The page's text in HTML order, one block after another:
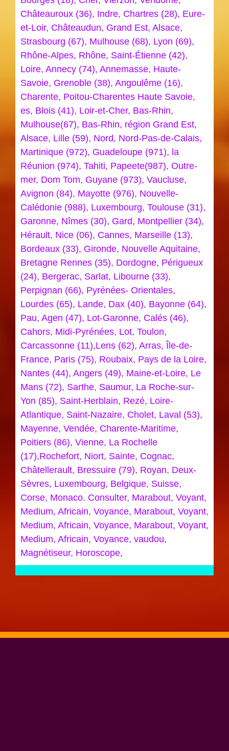
Châteauroux (36), Indre, Chartres (28), Eure-
et-Loir, Châteaudun, Grand Est, Alsace,
Strasbourg (67), Mulhouse (68), Lyon (69),
Rhône-Alpes, Rhône, Saint-Étienne (42),
Loire, Annecy (74), Annemasse, Haute-
Savoie, Grenoble (38), Angoulême (16),
Charente, Poitou-Charentes Haute Savoie,
es, Blois (41), Loir-et-Cher, Bas-Rhin,
Mulhouse(67), Bas-Rhin, région Grand Est,
Alsace, Lille (59), Nord, Nord-Pas-de-Calais,
Martinique (972), Guadeloupe (971), la
Réunion (974), Tahiti, Papeete(987), Outre-
mer, Dom Tom, Guyane (973), Vaucluse,
Avignon (84), Mayotte (976), Nouvelle-
Calédonie (988), Luxembourg, Toulouse (31),
Garonne, Nîmes (30), Gard, Montpellier (34),
Hérault, Nice (06), Cannes, Marseille (13),
Bordeaux (33), Gironde, Nouvelle Aquitaine,
Bretagne Rennes (35), Dordogne, Périgueux
(24), Bergerac, Sarlat, Libourne (33),
Perpignan (66), Pyrénées- Orientales,
Lourdes (65), Lande, Dax (40), Bayonne (64),
Pau, Agen (47), Lot-Garonne, Calés (46),
Cahors, Midi-Pyrénées, Lot, Toulon,
Carcassonne (11),Lens (62), Arras, Île-de-
France, Paris (75), Roubaix, Pays de la Loire,
Nantes (44), Angers (49), Maine-et-Loire, Le
Mans (72), Sarthe, Saumur, La Roche-sur-
Yon (85), Saint-Herblain, Rezé, Loire-
Atlantique, Saint-Nazaire, Cholet, Laval (53),
Mayenne, Vendée, Charente-Maritime,
Poitiers (86), Vienne, La Rochelle
(17),Rochefort, Niort, Sainte, Cognac,
Châtellerault, Bressuire (79), Royan, Deux-
Sèvres, Luxembourg, Belgique, Suisse,
Corse, Monaco. Consulter, Marabout, Voyant,
Medium, Africain, Voyance, Marabout, Voyant,
Medium, Africain, Voyance, Marabout, Voyant,
Medium, Africain, Voyance, vaudou,
Magnétiseur, Horoscope,